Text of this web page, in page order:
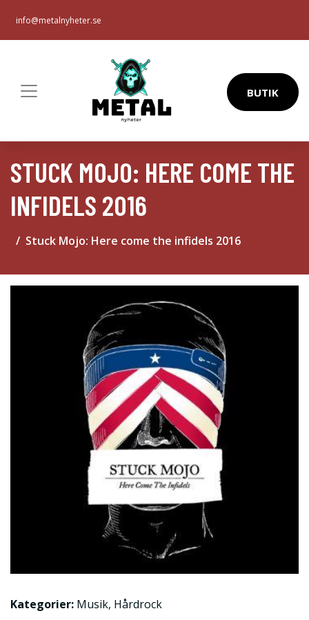
info@metalnyheter.se
BUTIK
STUCK MOJO: HERE COME THE
INFIDELS 2016
Stuck Mojo: Here come the infidels 2016
Kategorier: Musik, Hårdrock